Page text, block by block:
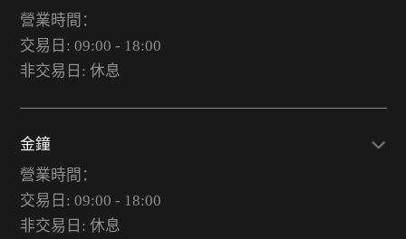
營業時間：
交易日: 09:00 - 18:00
非交易日: 休息
金鐘
營業時間：
交易日: 09:00 - 18:00
非交易日: 休息